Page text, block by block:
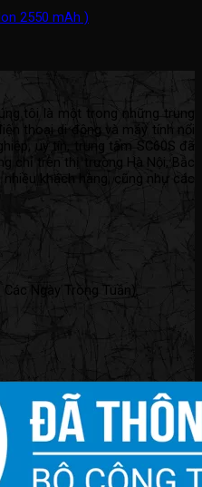
2550 mAh )
tôi là một trong những trung
thoại di động và máy tính nổi
uy tín, trung tâm SC60S đã
chỉ trên thị trường Hà Nội, Bắc
khách hàng, cũng như các
Ngày Trong Tuần).